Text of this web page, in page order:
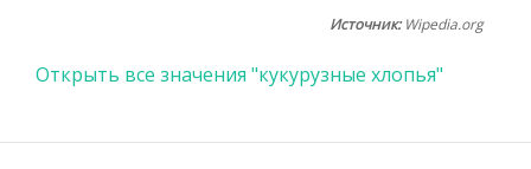
Источник:Wipedia.org
Открыть все значения "кукурузные хлопья"